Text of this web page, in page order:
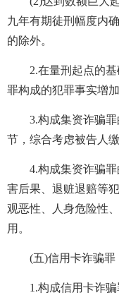
九年有期徒刑幅度内
的除外。
2.在量刑起点的基
罪构成的犯罪事实增
3.构成集资诈骗罪
节，综合考虑被告人
4.构成集资诈骗罪
害后果、退赃退赔等
观恶性、人身危险性
用。
(五)信用卡诈骗罪
1.构成信用卡诈骗